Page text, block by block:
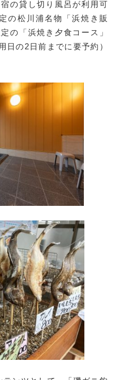
の貸し切り風呂が利用可
の松川浦名物「浜焼き販
の「浜焼き夕食コース」
日の2日前までに要予約）